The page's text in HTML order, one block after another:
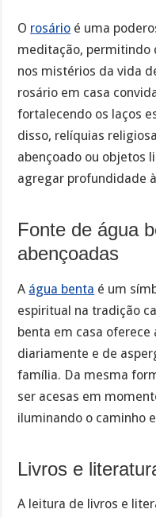
O rosário é uma
meditação, permitindo
nos mistérios da vida
rosário em casa
fortalecendo os laços
disso, relíquias
abençoado ou objetos
agregar profundidade
Fonte de água
abençoadas
A água benta é um
espiritual na tradição
benta em casa
diariamente e de
família. Da mesma
ser acesas em
iluminando o caminho
Livros e
A leitura de livros e